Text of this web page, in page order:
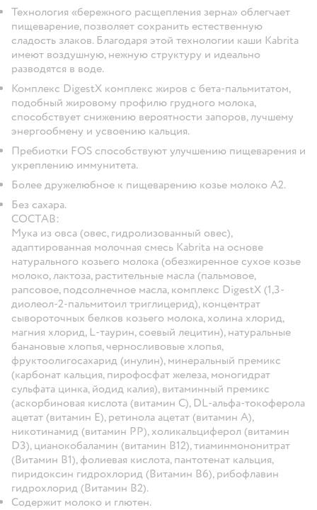
Технология «бережного расщепления зерна» облегчает
пищеварение, позволяет сохранить естественную
сладость злаков. Благодаря этой технологии каши Kabrita
имеют воздушную, нежную структуру и идеально
разводятся в воде.
Комплекс DigestX комплекс жиров с бета-пальмитатом,
подобный жировому профилю грудного молока,
способствует снижению вероятности запоров, лучшему
энергообмену и усвоению кальция.
Пребиотки FOS способствуют улучшению пищеварения и
укреплению иммунитета.
Более дружелюбное к пищеварению козье молоко А2.
Без сахара.
СОСТАВ:
Мука из овса (овес, гидролизованный овес),
адаптированная молочная смесь Kabrita на основе
натурального козьего молока (обезжиренное сухое козье
молоко, лактоза, растительные масла (пальмовое,
рапсовое, подсолнечное масла, комплекс DigestX (1,3-
диолеол-2-пальмитоил триглицерид), концентрат
сывороточных белков козьего молока, холина хлорид,
магния хлорид, L-таурин, соевый лецитин), натуральные
банановые хлопья, черносливовые хлопья,
фруктоолигосахарид (инулин), минеральный премикс
(карбонат кальция, пирофосфат железа, моногидрат
сульфата цинка, йодид калия), витаминный премикс
(аскорбиновая кислота (витамин С), DL-альфа-токоферола
ацетат (витамин E), ретинола ацетат (витамин A),
никотинамид (витамин PP), холикальциферол (витамин
D3), цианокобаламин (витамин В12), тиаминмононитрат
(Витамин B1), фолиевая кислота, пантотенат кальция,
пиридоксин гидрохлорид (Витамин B6), рибофлавин
гидрохлорид (Витамин В2).
Содержит молоко и глютен.